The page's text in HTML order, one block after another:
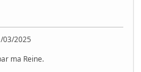
03/2025
ma Reine.